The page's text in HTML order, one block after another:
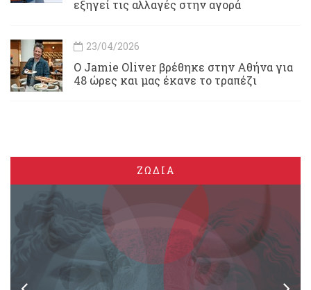
εξηγεί τις αλλαγές στην αγορά
23/04/2026
Ο Jamie Oliver βρέθηκε στην Αθήνα για
48 ώρες και μας έκανε το τραπέζι
ΖΩΔΙΑ